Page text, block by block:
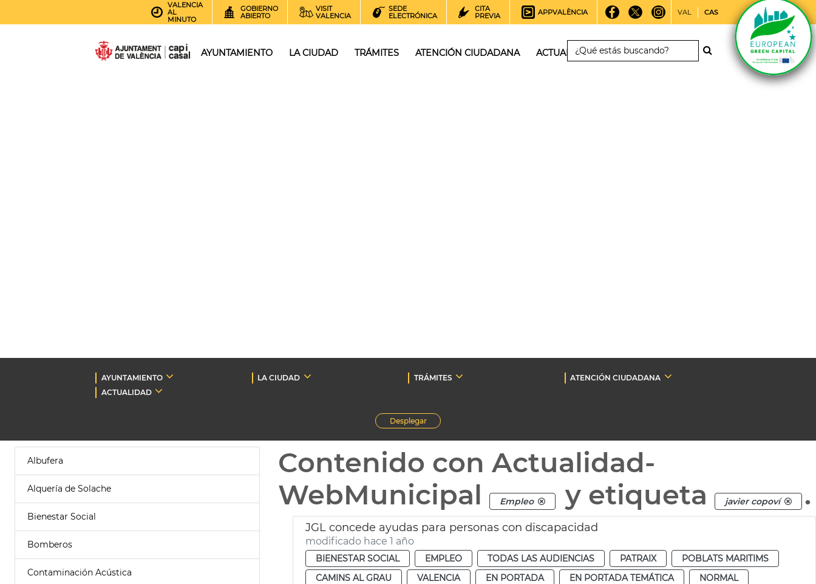
VALENCIA
AL
MINUTO
GOBIERNO
ABIERTO
VISIT
VALENCIA
SEDE
ELECTRÓNICA
CITA
PREVIA
APPVALÈNCIA VAL CAS
AYUNTAMIENTO LA CIUDAD TRÁMITES ATENCIÓN CIUDADANA ACTUALIDAD
AYUNTAMIENTO LA CIUDAD TRÁMITES
ATENCIÓN CIUDADANA
ACTUALIDAD
Desplegar
Albufera
Alquería de Solache
Bienestar Social
Bomberos
Contaminación Acústica
Contenido con Actualidad-
WebMunicipal
Empleo y etiqueta javier copoví .
JGL concede ayudas para personas con discapacidad
modificado hace 1 año
BIENESTAR SOCIAL EMPLEO TODAS LAS AUDIENCIAS PATRAIX
POBLATS MARITIMS
CAMINS AL GRAU
VALENCIA EN PORTADA EN PORTADA TEMÁTICA
NORMAL